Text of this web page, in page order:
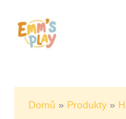
obsah
Domů Produkty